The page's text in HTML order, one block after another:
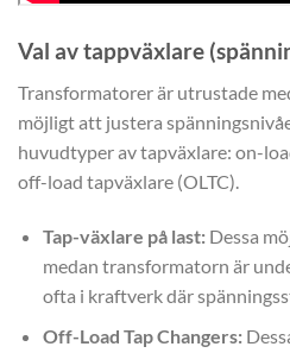
Val av tappväxlare
Transformatorer är utrustade
möjligt att justera
huvudtyper av tapväxlare: on-
off-load tapväxlare (OLTC).
Tap-växlare på last:Dessa
medan transformatorn är
ofta i kraftverk där
Off-Load Tap Changers: